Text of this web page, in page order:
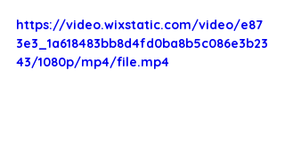
https://video.wixstatic.com/video/e87
3e3_1a618483bb8d4fd0ba8b5c086e3b23
43/1080p/mp4/file.mp4